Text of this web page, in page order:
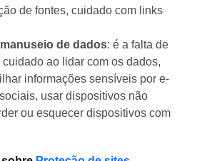
de fontes, cuidado com links
de dados: é a falta de
ao lidar com os dados,
informações sensíveis por e-
usar dispositivos não
ou esquecer dispositivos com